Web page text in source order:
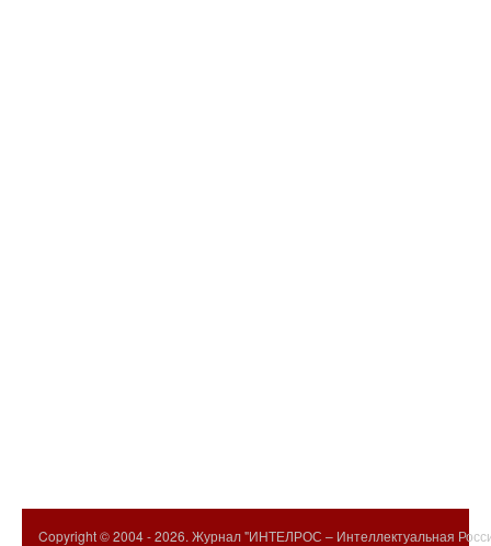
Copyright © 2004 -2026. Журнал "ИНТЕЛРОС – Интеллектуальная